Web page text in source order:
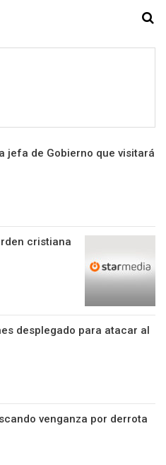
jefa de Gobierno que visitará
cristiana
desplegado para atacar al
venganza por derrota